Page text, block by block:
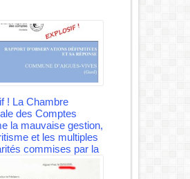
! La Chambre
des Comptes
la mauvaise gestion,
et les multiples
commises par la
REY depuis des